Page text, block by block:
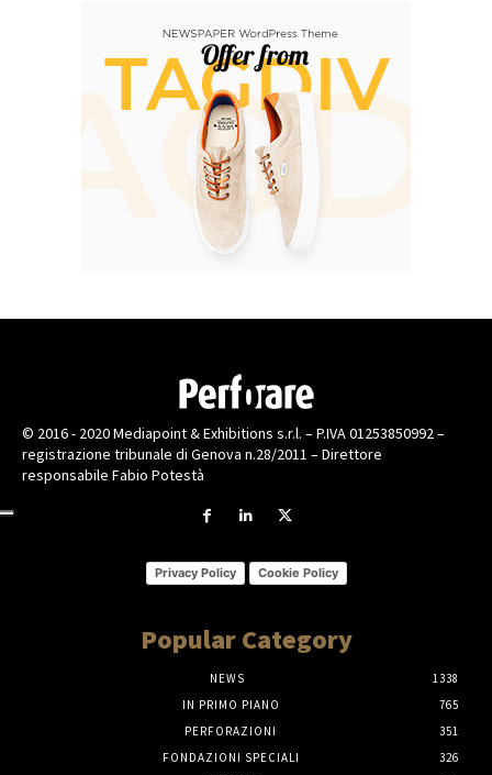
© 2016 - 2020 Mediapoint & Exhibitions s.r.l. – P.IVA 01253850992 –
registrazione tribunale di Genova n.28/2011 – Direttore
responsabile Fabio Potestà
Privacy Policy Cookie Policy
Popular Category
NEWS
1338
IN PRIMO PIANO
765
PERFORAZIONI
351
FONDAZIONI SPECIALI
326